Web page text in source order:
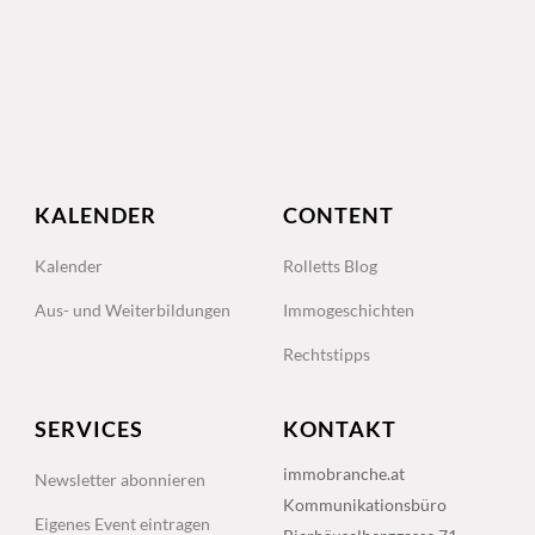
KALENDER
Kalender
Aus- und Weiterbildungen
CONTENT
Rolletts Blog
Immogeschichten
Rechtstipps
SERVICES
Newsletter abonnieren
Eigenes Event eintragen
KONTAKT
immobranche.at
Kommunikationsbüro